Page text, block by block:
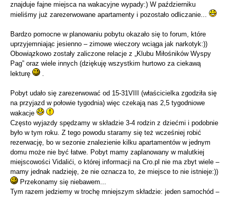
znajduje fajne miejsca na wakacyjne wypady:) W październiku
mieliśmy już zarezerwowane apartamenty i pozostało odliczanie...
Bardzo pomocne w planowaniu pobytu okazało się to forum, które
uprzyjemniając jesienno – zimowe wieczory wciąga jak narkotyk:))
Obowiązkowo zostały zaliczone relacje z „Klubu Miłośników Wyspy
Pag” oraz wiele innych (dziękuję wszystkim hurtowo za ciekawą
lekturę
.
Pobyt udało się zarezerwować od 15-31VIII (właścicielka zgodziła się
na przyjazd w połowie tygodnia) więc czekają nas 2,5 tygodniowe
wakacje
Często wyjazdy spędzamy w składzie 3-4 rodzin z dziećmi i podobnie
było w tym roku. Z tego powodu staramy się też wcześniej robić
rezerwację, bo w sezonie znalezienie kilku apartamentów w jednym
domu może nie być łatwe. Pobyt mamy zaplanowany w malutkiej
miejscowości Vidalići, o której informacji na Cro.pl nie ma zbyt wiele –
mamy jednak nadzieję, że nie oznacza to, że miejsce to nie istnieje:))
Przekonamy się niebawem...
Tym razem jedziemy w trochę mniejszym składzie: jeden samochód –